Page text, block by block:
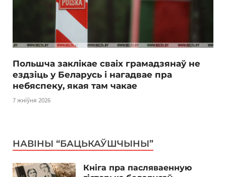
Польшча заклікае сваіх грамадзянаў не
ездзіць у Беларусь і нагадвае пра
небяспеку, якая там чакае
7 жніўня 2026
НАВІНЫ “БАЦЬКАЎШЧЫНЫ”
Кніга пра пасляваенную